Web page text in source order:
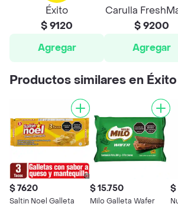
Éxito
$ 9120
Agregar
Carulla
$ 9200
Agregar
Productos similares en Éxito
$ 7620
Saltin Noel Galleta
$ 15.750
Milo Galleta Wafer
$